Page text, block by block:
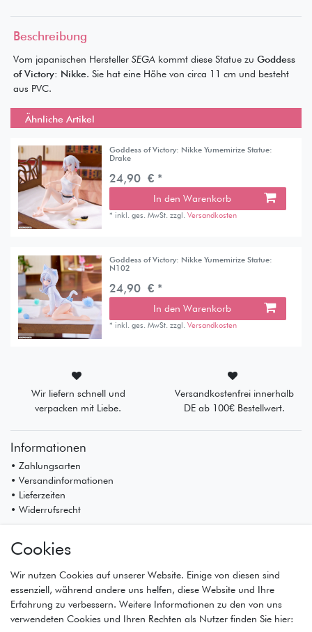
Beschreibung
Vom japanischen Hersteller SEGA kommt diese Statue zu Goddess
of Victory: Nikke. Sie hat eine Höhe von circa 11 cm und besteht
aus PVC.
Ähnliche Artikel
Goddess of Victory: Nikke Yumemirize Statue:
Drake
24,90 € *
In den Warenkorb
* inkl. ges. MwSt. zzgl.Versandkosten
Goddess of Victory: Nikke Yumemirize Statue:
N102
24,90 € *
In den Warenkorb
* inkl. ges. MwSt. zzgl.Versandkosten
Wir liefern schnell und
verpacken mit Liebe.
Versandkostenfrei innerhalb
DE ab 100€ Bestellwert.
Informationen
• Zahlungsarten
• Versandinformationen
• Lieferzeiten
• Widerrufsrecht
• Registrierung
• Warenkorb
• Kasse
• Wunschliste
Cookies
Wir nutzen Cookies auf unserer Website. Einige von diesen sind
essenziell, während andere uns helfen, diese Website und Ihre
Erfahrung zu verbessern. Weitere Informationen zu den von uns
verwendeten Cookies und Ihren Rechten als Nutzer finden Sie hier: